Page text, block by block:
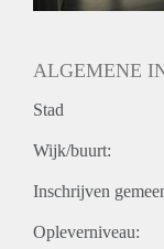
Oplevering
ALGEMENE
Stad
Wijk/buurt:
Inschrijven
Opleverniveau: